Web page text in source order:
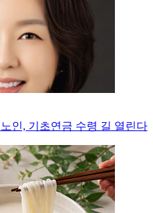
인, 기초연금 수령 길 열린다